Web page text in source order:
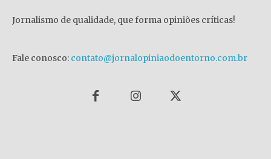
Jornalismo de qualidade, que forma opiniões críticas!
Fale conosco: contato@jornalopiniaodoentorno.com.br